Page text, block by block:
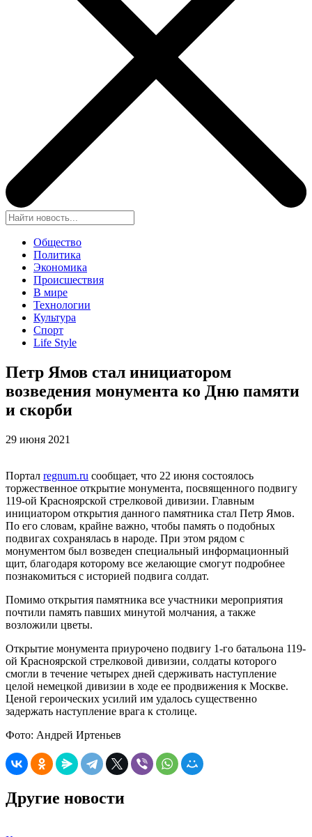
Общество
Политика
Экономика
Происшествия
В мире
Технологии
Культура
Спорт
Life Style
Петр Ямов стал инициатором
возведения монумента ко Дню памяти
и скорби
29 июня 2021
Портал regnum.ru сообщает, что 22 июня состоялось
торжественное открытие монумента, посвященного подвигу
119-ой Красноярской стрелковой дивизии. Главным
инициатором открытия данного памятника стал Петр Ямов.
По его словам, крайне важно, чтобы память о подобных
подвигах сохранялась в народе. При этом рядом с
монументом был возведен специальный информационный
щит, благодаря которому все желающие смогут подробнее
познакомиться с историей подвига солдат.
Помимо открытия памятника все участники мероприятия
почтили память павших минутой молчания, а также
возложили цветы.
Открытие монумента приурочено подвигу 1-го батальона 119-
ой Красноярской стрелковой дивизии, солдаты которого
смогли в течение четырех дней сдерживать наступление
целой немецкой дивизии в ходе ее продвижения к Москве.
Ценой героических усилий им удалось существенно
задержать наступление врага к столице.
Фото: Андрей Иртеньев
Другие новости